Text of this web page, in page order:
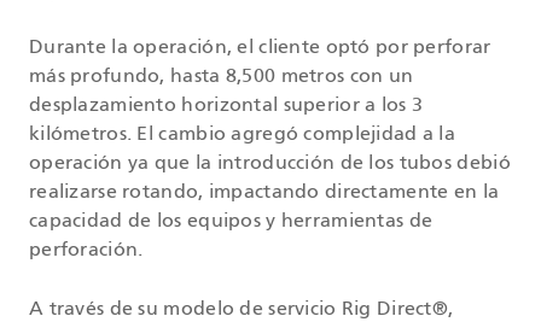
Durante la operación, el cliente optó por perforar
más profundo, hasta 8,500 metros con un
desplazamiento horizontal superior a los 3
kilómetros. El cambio agregó complejidad a la
operación ya que la introducción de los tubos debió
realizarse rotando, impactando directamente en la
capacidad de los equipos y herramientas de
perforación.
A través de su modelo de servicio Rig Direct®,